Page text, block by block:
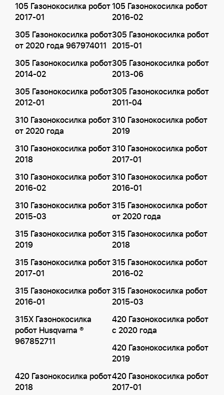
105 Газонокосилка робот
2017-01
105 Газонокосилка робот
2016-02
305 Газонокосилка робот
от 2020 года 967974011
305 Газонокосилка робот
2015-01
305 Газонокосилка робот
2014-02
305 Газонокосилка робот
2013-06
305 Газонокосилка робот
2012-01
305 Газонокосилка робот
2011-04
310 Газонокосилка робот
от 2020 года
310 Газонокосилка робот
2019
310 Газонокосилка робот
2018
310 Газонокосилка робот
2017-01
310 Газонокосилка робот
2016-02
310 Газонокосилка робот
2016-01
310 Газонокосилка робот
2015-03
315 Газонокосилка робот
от 2020 года
315 Газонокосилка робот
2019
315 Газонокосилка робот
2018
315 Газонокосилка робот
2017-01
315 Газонокосилка робот
2016-02
315 Газонокосилка робот
2016-01
315 Газонокосилка робот
2015-03
315X Газонокосилка
робот Husqvarna ®
967852711
420 Газонокосилка робот
с 2020 года
420 Газонокосилка робот
2019
420 Газонокосилка робот
2018
420 Газонокосилка робот
2017-01